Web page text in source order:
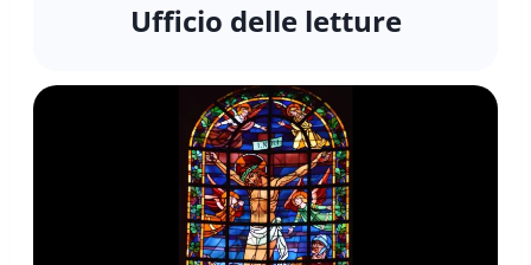
Ufficio delle letture